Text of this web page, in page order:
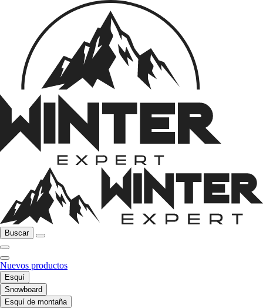
Buscar
Nuevos productos
Esquí
Snowboard
Esquí de montaña